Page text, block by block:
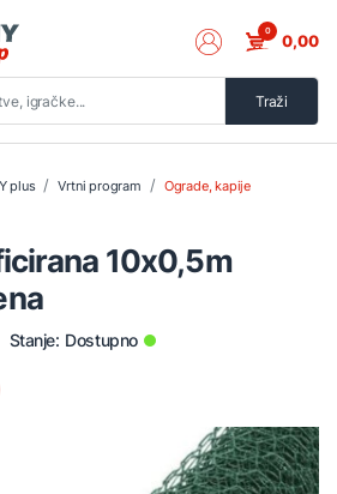
Traži
0 0,00
plus Vrtni program Ograde, kapije
10x0,5m
Stanje: Dostupno